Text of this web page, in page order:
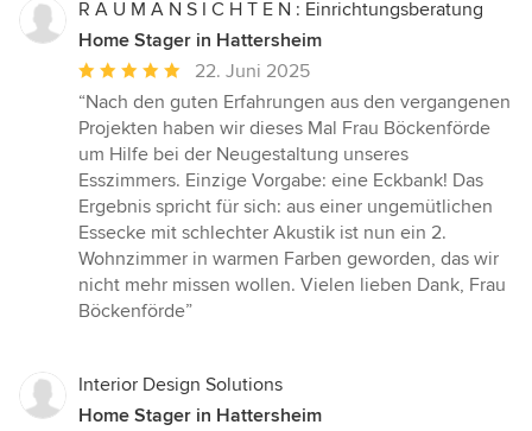
R A U M A N S I C H T E N : Einrichtungsberatung
Home Stager in Hattersheim
Durchschnittliche
Bewertung:
5
von
5
Sternen
22. Juni 2025
“Nach den guten Erfahrungen aus den vergangenen
Projekten haben wir dieses Mal Frau Böckenförde
um Hilfe bei der Neugestaltung unseres
Esszimmers. Einzige Vorgabe: eine Eckbank! Das
Ergebnis spricht für sich: aus einer ungemütlichen
Essecke mit schlechter Akustik ist nun ein 2.
Wohnzimmer in warmen Farben geworden, das wir
nicht mehr missen wollen. Vielen lieben Dank, Frau
Böckenförde”
Interior Design Solutions
Home Stager in Hattersheim